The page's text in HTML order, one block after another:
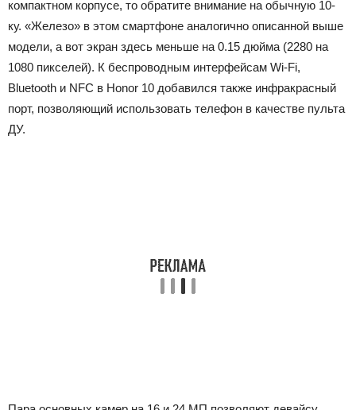
компактном корпусе, то обратите внимание на обычную 10-
ку. «Железо» в этом смартфоне аналогично описанной выше
модели, а вот экран здесь меньше на 0.15 дюйма (2280 на
1080 пикселей). К беспроводным интерфейсам Wi-Fi,
Bluetooth и NFC в Honor 10 добавился также инфракрасный
порт, позволяющий использовать телефон в качестве пульта
ДУ.